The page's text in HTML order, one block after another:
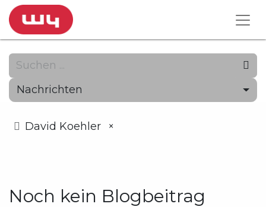
Nachrichten
David Koehler ×
Noch kein Blogbeitrag